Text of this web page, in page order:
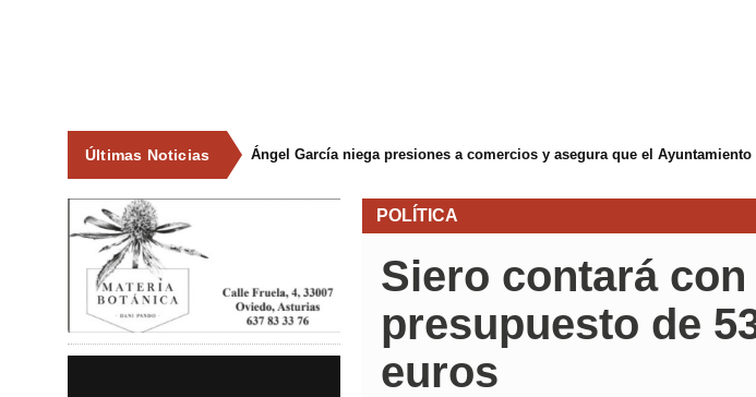
Últimas Noticias Ángel García niega presiones a comercios y asegura que el
POLÍTICA
Siero contará con
presupuesto de
euros